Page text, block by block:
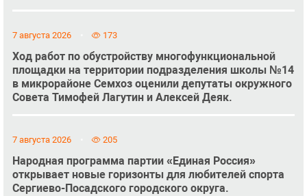
7 августа 2026 173
Ход работ по обустройству многофункциональной
площадки на территории подразделения школы №14
в микрорайоне Семхоз оценили депутаты окружного
Совета Тимофей Лагутин и Алексей Деяк.
7 августа 2026 205
Народная программа партии «Единая Россия»
открывает новые горизонты для любителей спорта
Сергиево-Посадского городского округа.